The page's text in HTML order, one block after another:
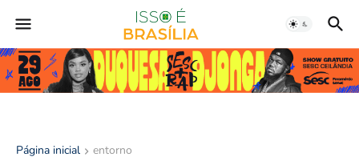
Página inicial entorno